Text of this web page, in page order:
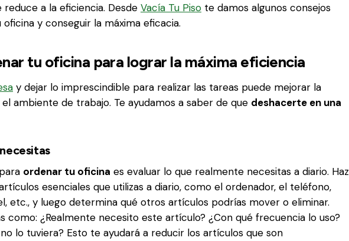
reduce a la eficiencia. Desde Vacía Tu Piso te damos algunos consejos
y conseguir la máxima eficacia.
tu oficina para lograr la máxima eficiencia
y dejar lo imprescindible para realizar las tareas puede mejorar la
ambiente de trabajo. Te ayudamos a saber de que deshacerte en una
ordenar tu oficina es evaluar lo que realmente necesitas a diario. Haz
esenciales que utilizas a diario, como el ordenador, el teléfono,
etc., y luego determina qué otros artículos podrías mover o eliminar.
como: ¿Realmente necesito este artículo? ¿Con qué frecuencia lo uso?
lo tuviera? Esto te ayudará a reducir los artículos que son